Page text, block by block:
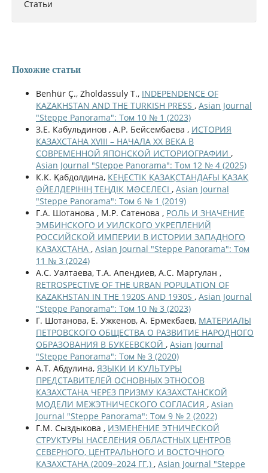
Статьи
Похожие статьи
Benhür Ç., Zholdassuly T., INDEPENDENCE OF
KAZAKHSTAN AND THE TURKISH PRESS , Asian Journal
"Steppe Panorama": Том 10 № 1 (2023)
З.Е. Кабульдинов , А.Р. Бейсембаева , ИСТОРИЯ
КАЗАХСТАНА XVIII – НАЧАЛА ХХ ВЕКА В
СОВРЕМЕННОЙ ЯПОНСКОЙ ИСТОРИОГРАФИИ ,
Asian Journal "Steppe Panorama": Том 12 № 4 (2025)
К.К. Қабдолдина, КЕҢЕСТІК ҚАЗАҚСТАНДАҒЫ ҚАЗАҚ
ƏЙЕЛДЕРІНІҢ ТЕҢДІК МƏСЕЛЕСІ , Asian Journal
"Steppe Panorama": Том 6 № 1 (2019)
Г.А. Шотанова , М.Р. Сатенова , РОЛЬ И ЗНАЧЕНИЕ
ЭМБИНСКОГО И УИЛСКОГО УКРЕПЛЕНИЙ
РОССИЙСКОЙ ИМПЕРИИ В ИСТОРИИ ЗАПАДНОГО
КАЗАХСТАНА , Asian Journal "Steppe Panorama": Том
11 № 3 (2024)
А.С. Уалтаева, Т.А. Апендиев, А.С. Маргулан ,
RETROSPECTIVE OF THE URBAN POPULATION OF
KAZAKHSTAN IN THE 1920S AND 1930S , Asian Journal
"Steppe Panorama": Том 10 № 3 (2023)
Г. Шотанова, Е. Ужкенов, А. Ермекбаев, МАТЕРИАЛЫ
ПЕТРОВСКОГО ОБЩЕСТВА О РАЗВИТИЕ НАРОДНОГО
ОБРАЗОВАНИЯ В БУКЕЕВСКОЙ , Asian Journal
"Steppe Panorama": Том № 3 (2020)
А.Т. Абдулина, ЯЗЫКИ И КУЛЬТУРЫ
ПРЕДСТАВИТЕЛЕЙ ОСНОВНЫХ ЭТНОСОВ
КАЗАХСТАНА ЧЕРЕЗ ПРИЗМУ КАЗАХСТАНСКОЙ
МОДЕЛИ МЕЖЭТНИЧЕСКОГО СОГЛАСИЯ , Asian
Journal "Steppe Panorama": Том 9 № 2 (2022)
Г.М. Сыздыкова , ИЗМЕНЕНИЕ ЭТНИЧЕСКОЙ
СТРУКТУРЫ НАСЕЛЕНИЯ ОБЛАСТНЫХ ЦЕНТРОВ
СЕВЕРНОГО, ЦЕНТРАЛЬНОГО И ВОСТОЧНОГО
КАЗАХСТАНА (2009–2024 ГГ.) , Asian Journal "Steppe